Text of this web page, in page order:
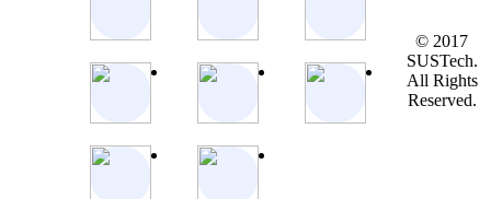
© 2017
SUSTech.
All Rights
Reserved.